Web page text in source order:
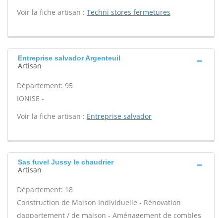
Voir la fiche artisan : Techni stores fermetures
Entreprise salvador Argenteuil
Artisan
Département: 95
IONISE -
Voir la fiche artisan : Entreprise salvador
Sas fuvel Jussy le chaudrier
Artisan
Département: 18
Construction de Maison Individuelle - Rénovation
dappartement / de maison - Aménagement de combles